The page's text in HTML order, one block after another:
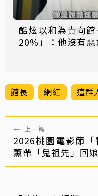
酷炫以和為貴向
20%」：他沒有惡
館長 網紅 這群
← 上一篇
2026桃園電影節
薰帶「鬼祖先」回娘